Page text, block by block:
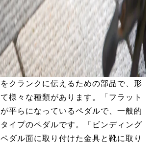
クランクに伝えるための部品で、形
様々な種類があります。「フラット
平らになっているペダルで、一般的
イプのペダルです。「ビンディング
ダル面に取り付けた金具と靴に取り